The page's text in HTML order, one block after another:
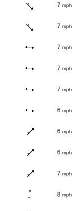
7 mph
7 mph
7 mph
7 mph
7 mph
6 mph
6 mph
6 mph
7 mph
8 mph